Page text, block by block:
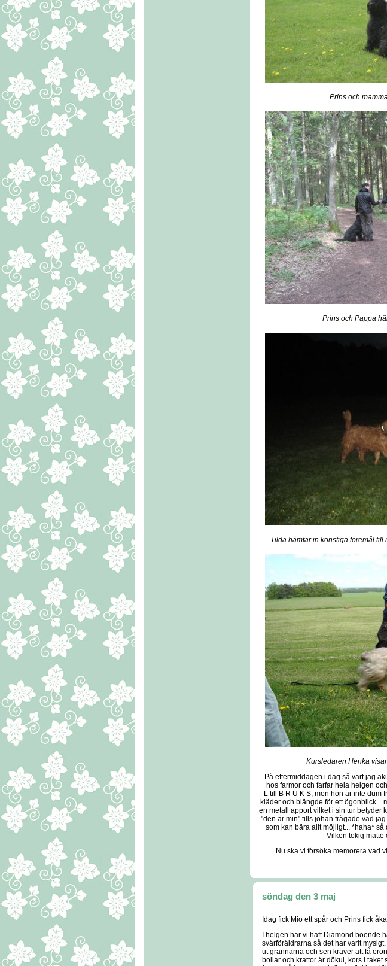
Prins och
Prins och Pappa
Tilda hämtar in konstiga föremål
Kursledaren Henka
På eftermiddagen i dag så vart jag
hos farmor och farfar hela helgen
L till B R U K S, men hon är inte
kläder och blängde för ett ögonblick...
en metall apport vilket i sin tur betyder
"den är min" tills johan frågade vad
som kan bära allt möjligt... *haha*
Vilken tokig matte
Nu ska vi försöka memorera vad
söndag den 3 maj
Idag fick Mio ett spår och Prins fick
I helgen har vi haft Diamond boende
svärföräldrarna så det har varit
ut grannarna och sen kräver att få
bollar och krattor är dökul, kors i